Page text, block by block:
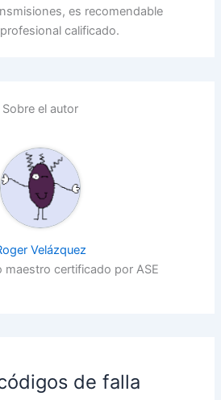
es recomendable
calificado.
Sobre el autor
Velázquez
maestro certificado por ASE
de falla